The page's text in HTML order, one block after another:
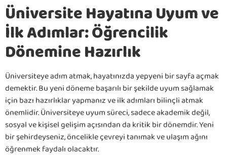
Üniversite Hayatına Uyum ve
İlk Adımlar: Öğrencilik
Dönemine Hazırlık
Üniversiteye adım atmak, hayatınızda yepyeni bir sayfa açmak
demektir. Bu yeni döneme başarılı bir şekilde uyum sağlamak
için bazı hazırlıklar yapmanız ve ilk adımları bilinçli atmak
önemlidir. Üniversiteye uyum süreci, sadece akademik değil,
sosyal ve kişisel gelişim açısından da kritik bir dönemdir. Yeni
bir şehirdeyseniz, öncelikle çevreyi tanımak ve ulaşım ağını
öğrenmek faydalı olacaktır.